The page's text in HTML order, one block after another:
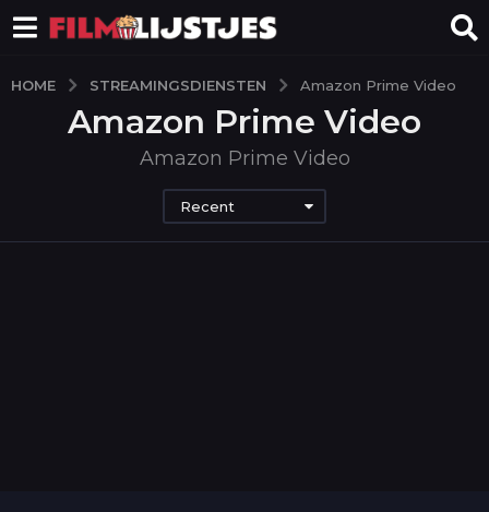
HOME STREAMINGSDIENSTEN Amazon Prime Video
Amazon Prime Video
Amazon Prime Video
Recent